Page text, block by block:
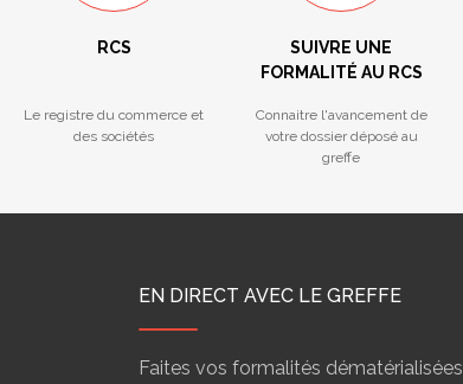
RCS
Le registre du commerce et
des sociétés
SUIVRE UNE
FORMALITÉ AU RCS
Connaitre l'avancement de
votre dossier déposé au
greffe
EN DIRECT AVEC LE GREFFE
Faites vos formalités dématérialisées